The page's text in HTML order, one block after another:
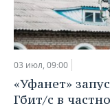
03 июл, 09:00
«Уфанет»
Гбит/с в